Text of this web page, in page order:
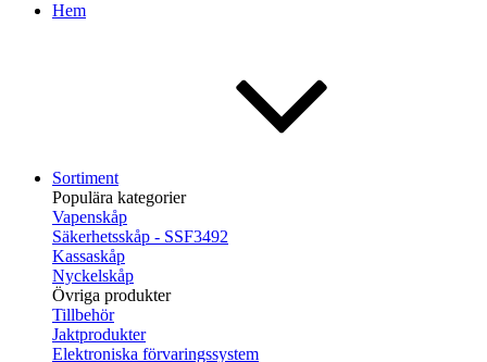
Hem
Sortiment
Populära kategorier
Vapenskåp
Säkerhetsskåp - SSF3492
Kassaskåp
Nyckelskåp
Övriga produkter
Tillbehör
Jaktprodukter
Elektroniska förvaringssystem